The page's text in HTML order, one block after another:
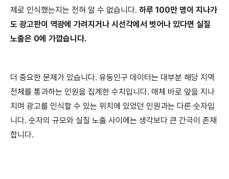
제로 인식했는지는 전혀 알 수 없습니다. 하루 100만 명이 지나가
도 광고판이 역광에 가려지거나 시선각에서 벗어나 있다면 실질
노출은 0에 가깝습니다.
더 중요한 문제가 있습니다. 유동인구 데이터는 대부분 해당 지역
전체를 통과하는 인원을 집계한 수치입니다. 매체 바로 앞을 지나
치며 광고를 인식할 수 있는 위치에 있었던 인원과는 다른 숫자입
니다. 숫자의 규모와 실질 노출 사이에는 생각보다 큰 간극이 존재
합니다.